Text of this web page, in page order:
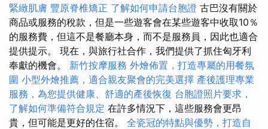
緊緻肌膚 豐原脊椎矯正 了解如何申請台胞證 古巴沒有關於
商品或服務的稅款，但是一些遊客會在某些遊客中收取10％
的服務費，但這不是餐廳本身，而不是服務員，因此也適合
提供提示。 現在，與旅行社合作，我們提供了抓住匈牙利
奉獻的機會。 新竹按摩服務 外燴佈置，打造專屬的用餐氛
圍 小型外燴推薦，適合親友聚會的完美選擇 產後護理專業
服務，為您提供健康、舒適的產後恢復 台胞證照片要求，
了解如何準備符合規定 在許多情況下，這些服務會更昂
貴，但可能是更好的住宿。 全瓷冠的特點與優勢，打造自